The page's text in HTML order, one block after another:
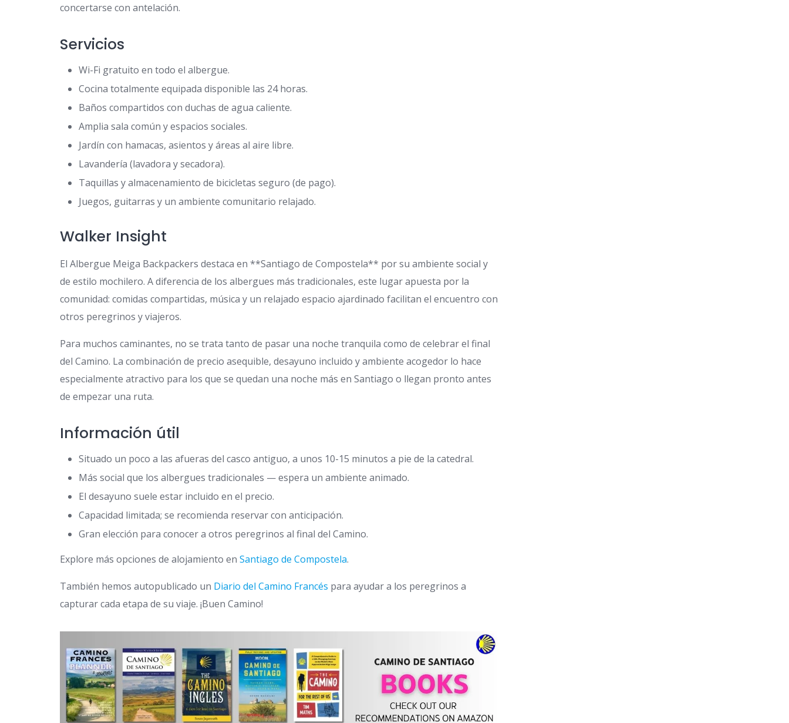
concertarse con antelación.
Servicios
Wi-Fi gratuito en todo el albergue.
Cocina totalmente equipada disponible las 24 horas.
Baños compartidos con duchas de agua caliente.
Amplia sala común y espacios sociales.
Jardín con hamacas, asientos y áreas al aire libre.
Lavandería (lavadora y secadora).
Taquillas y almacenamiento de bicicletas seguro (de pago).
Juegos, guitarras y un ambiente comunitario relajado.
Walker Insight
El Albergue Meiga Backpackers destaca en **Santiago de Compostela** por su ambiente social y
de estilo mochilero. A diferencia de los albergues más tradicionales, este lugar apuesta por la
comunidad: comidas compartidas, música y un relajado espacio ajardinado facilitan el encuentro con
otros peregrinos y viajeros.
Para muchos caminantes, no se trata tanto de pasar una noche tranquila como de celebrar el final
del Camino. La combinación de precio asequible, desayuno incluido y ambiente acogedor lo hace
especialmente atractivo para los que se quedan una noche más en Santiago o llegan pronto antes
de empezar una ruta.
Información útil
Situado un poco a las afueras del casco antiguo, a unos 10-15 minutos a pie de la catedral.
Más social que los albergues tradicionales — espera un ambiente animado.
El desayuno suele estar incluido en el precio.
Capacidad limitada; se recomienda reservar con anticipación.
Gran elección para conocer a otros peregrinos al final del Camino.
Explore más opciones de alojamiento en Santiago de Compostela.
También hemos autopublicado un Diario del Camino Francés para ayudar a los peregrinos a
capturar cada etapa de su viaje. ¡Buen Camino!